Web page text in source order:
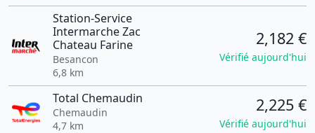
Station-Service
Intermarche Zac
Chateau Farine
Besancon
6,8 km
2,182 €
Vérifié aujourd'hui
Total Chemaudin
Chemaudin
4,7 km
2,225 €
Vérifié aujourd'hui